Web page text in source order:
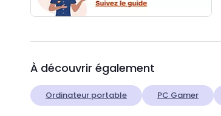
À découvrir également
Ordinateur portable PC Gamer